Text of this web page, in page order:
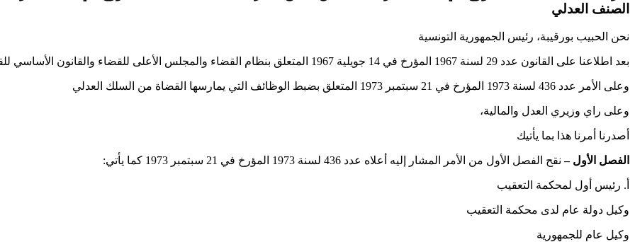
الصنف العدلي
نحن الحبيب بورقيبة، رئيس الجمهورية التونسية
بعد اطلاعنا على القانون عدد 29 لسنة 1967 المؤرخ في 14 جويلية 1967 المتعلق بنظام القضاء والمجلس الأعلى للقضاء والقانون الأساسي للقضاة وعلى جميع النصوص التي نقحته أو تممته،
وعلى الأمر عدد 436 لسنة 1973 المؤرخ في 21 سبتمبر 1973 المتعلق بضبط الوظائف التي يمارسها القضاة من السلك العدلي
وعلى راي وزيري العدل والمالية،
أصدرنا أمرنا هذا بما يأتيك
الفصل الأول –نقح الفصل الأول من الأمر المشار إليه أعلاه عدد 436 لسنة 1973 المؤرخ في 21 سبتمبر 1973 كما يأتي:
‌أ. رئيس أول لمحكمة التعقيب
وكيل دولة عام لدى محكمة التعقيب
وكيل عام للجمهورية